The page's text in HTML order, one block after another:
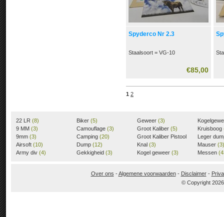
Spyderco Nr 2.3
Staalsoort = VG-10
€85,00
1 2
22 LR (8)
9 MM (3)
9mm (3)
Airsoft (10)
Army div (4)
Biker (5)
Camouflage (3)
Camping (20)
Dump (12)
Gekkigheid (3)
Geweer (3)
Groot Kaliber (5)
Groot Kaliber Pistool
(3)
Knal (3)
Kogel geweer (3)
Kruisboog
Leger
Mauser (3)
Messen
Over ons -Algemene voorwaarden- Disclaimer-
© Copyright